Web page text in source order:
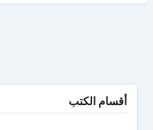
أقسام الكتب